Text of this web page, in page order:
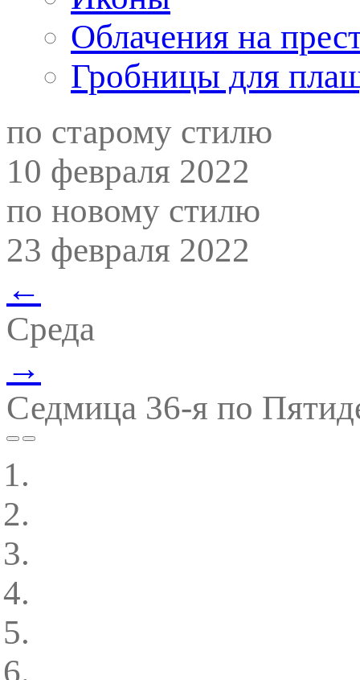
Облачения на
Гробницы для
по старому стилю
10 февраля 2022
по новому стилю
23 февраля 2022
←
Среда
→
Седмица 36-я по